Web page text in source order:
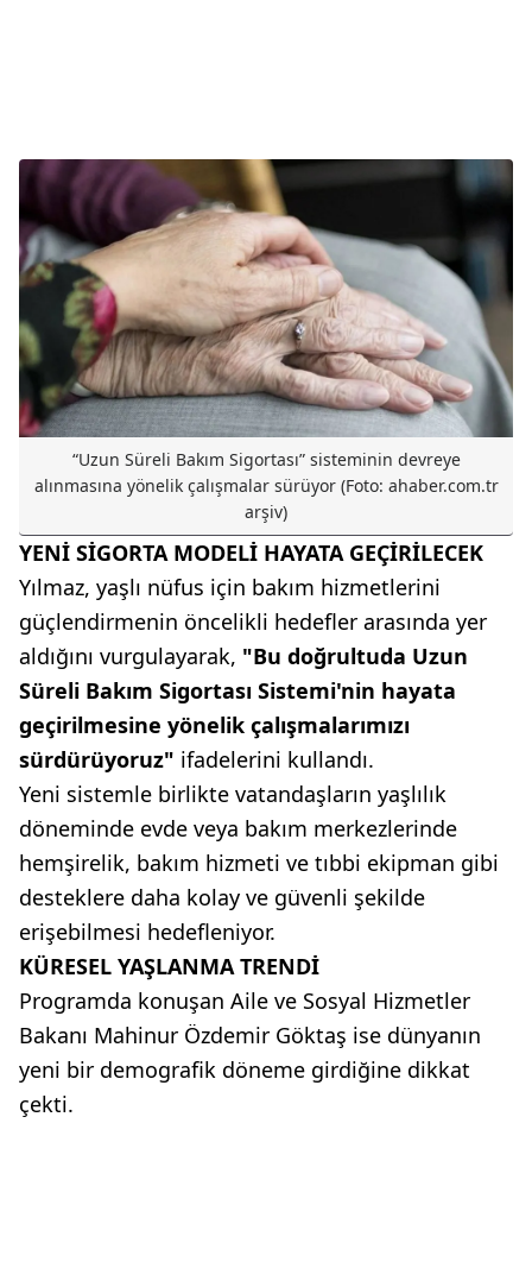
“Uzun Süreli Bakım Sigortası” sisteminin devreye
alınmasına yönelik çalışmalar sürüyor (Foto: ahaber.com.tr
arşiv)
YENİ SİGORTA MODELİ HAYATA GEÇİRİLECEK
Yılmaz, yaşlı nüfus için bakım hizmetlerini
güçlendirmenin öncelikli hedefler arasında yer
aldığını vurgulayarak, "Bu doğrultuda Uzun
Süreli Bakım Sigortası Sistemi'nin hayata
geçirilmesine yönelik çalışmalarımızı
sürdürüyoruz" ifadelerini kullandı.
Yeni sistemle birlikte vatandaşların yaşlılık
döneminde evde veya bakım merkezlerinde
hemşirelik, bakım hizmeti ve tıbbi ekipman gibi
desteklere daha kolay ve güvenli şekilde
erişebilmesi hedefleniyor.
KÜRESEL YAŞLANMA TRENDİ
Programda konuşan Aile ve Sosyal Hizmetler
Bakanı Mahinur Özdemir Göktaş ise dünyanın
yeni bir demografik döneme girdiğine dikkat
çekti.